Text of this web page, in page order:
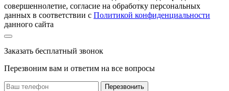
совершеннолетие, согласие на обработку персональных
данных в соответствии с Политикой конфиденциальности
данного сайта
Заказать бесплатный звонок
Перезвоним вам и ответим на все вопросы
Перезвонить